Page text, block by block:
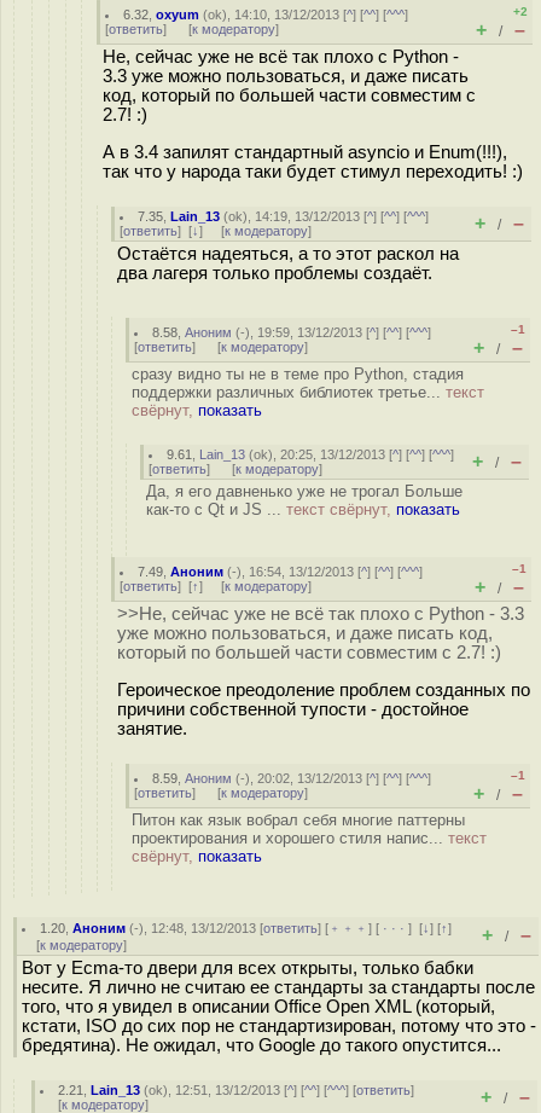
6.32 ,oxyum (ok), 14:10, 13/12/2013 [^] [^^] [^^^]
[ответить] [к модератору]
+2
+ / –
Не, сейчас уже не всё так плохо с Python -
3.3 уже можно пользоваться, и даже писать
код, который по большей части совместим с
2.7! :)
А в 3.4 запилят стандартный asyncio и Enum(!!!),
так что у народа таки будет стимул переходить! :)
7.35 ,Lain_13 (ok), 14:19, 13/12/2013 [^] [^^] [^^^]
[ответить] [↓] [к модератору] + / –
Остаётся надеяться, а то этот раскол на
два лагеря только проблемы создаёт.
8.58 ,Аноним (-), 19:59, 13/12/2013 [^] [^^] [^^^]
[ответить] [к модератору]
–1
+ / –
сразу видно ты не в теме про Python, стадия
поддержки различных библиотек третье... текст
свёрнут, показать
9.61 Lain_13 (ok), 20:25, 13/12/2013 [^] [^^] [^^^]
[ответить] [к модератору] + / –
Да, я его давненько уже не трогал Больше
как-то с Qt и JS ... текст свёрнут, показать
7.49 ,Аноним (-), 16:54, 13/12/2013 [^] [^^] [^^^]
[ответить] [↑] [к модератору]
–1
+ / –
>>Не, сейчас уже не всё так плохо с Python - 3.3
уже можно пользоваться, и даже писать код,
который по большей части совместим с 2.7! :)
Героическое преодоление проблем созданных по
причини собственной тупости - достойное
занятие.
8.59 ,Аноним (-), 20:02, 13/12/2013 [^] [^^] [^^^]
[ответить] [к модератору]
–1
+ / –
Питон как язык вобрал себя многие паттерны
проектирования и хорошего стиля напис... текст
свёрнут, показать
1.20 ,Аноним (-), 12:48, 13/12/2013 [ответить] [ ﹢﹢﹢] [ · · ·][↓] [↑]
[к модератору] + / –
Вот у Ecma-то двери для всех открыты, только бабки
несите. Я лично не считаю ее стандарты за стандарты после
того, что я увидел в описании Office Open XML (который,
кстати, ISO до сих пор не стандартизирован, потому что это -
бредятина). Не ожидал, что Google до такого опустится...
2.21 ,Lain_13 (ok), 12:51, 13/12/2013 [^] [^^] [^^^] [ответить]
[к модератору] + / –